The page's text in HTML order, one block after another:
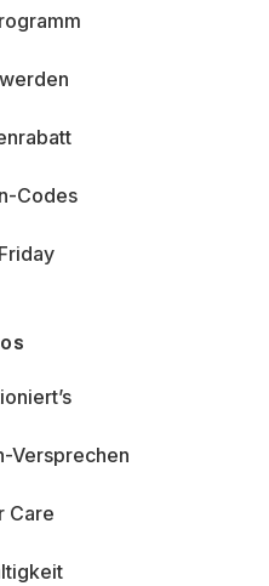
Codes
Versprechen
Care